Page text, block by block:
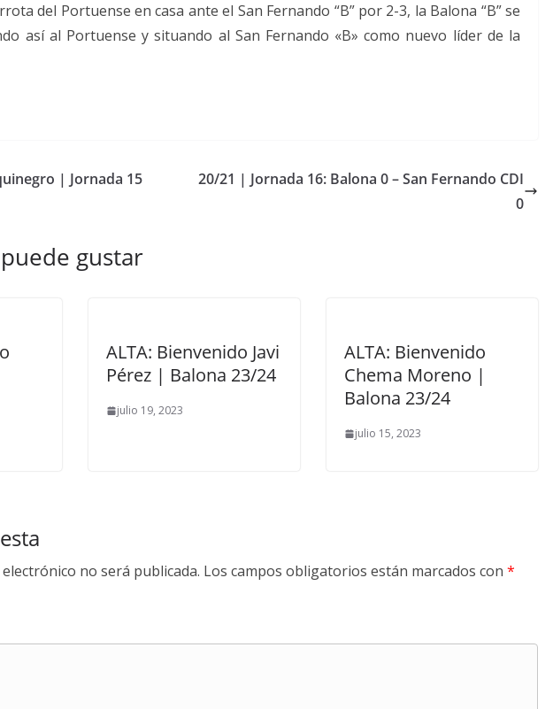
del Portuense en casa ante el San Fernando “B” por 2-3, la Balona “B” se
así al Portuense y situando al San Fernando «B» como nuevo líder de la
| Jornada 15
20/21 | Jornada 16: Balona 0 – San Fernando CDI
0
gustar
ALTA: Bienvenido Javi
Pérez | Balona 23/24
julio 19, 2023
ALTA: Bienvenido
Chema Moreno |
Balona 23/24
julio 15, 2023
no será publicada. Los campos obligatorios están marcados con *